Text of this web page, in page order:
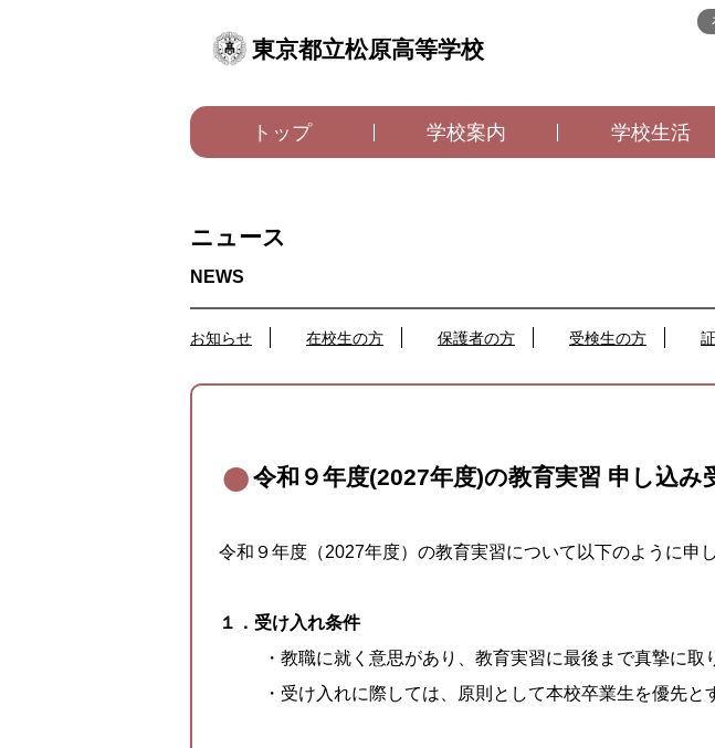
東京都立松原高等学校
トップ 学校案内 学校生活
ニュース
お知らせ 在校生の方 保護者の方 受検生の方
令和９年度(2027年度)の教育実習 申し込み
令和９年度（2027年度）の教育実習について以下のように申
１．受け入れ条件
・教職に就く意思があり、教育実習に最後まで真摯に取
・受け入れに際しては、原則として本校卒業生を優先と